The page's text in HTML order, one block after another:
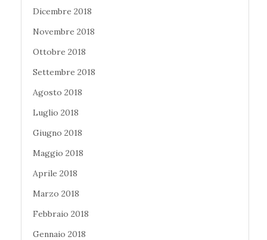
Dicembre 2018
Novembre 2018
Ottobre 2018
Settembre 2018
Agosto 2018
Luglio 2018
Giugno 2018
Maggio 2018
Aprile 2018
Marzo 2018
Febbraio 2018
Gennaio 2018